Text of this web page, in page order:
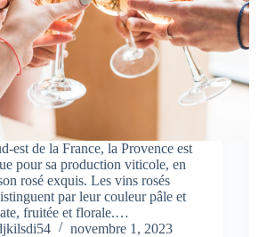
est de la France, la Provence est
pour sa production viticole, en
rosé exquis. Les vins rosés
par leur couleur pâle et
fruitée et florale.…
novembre 1, 2023